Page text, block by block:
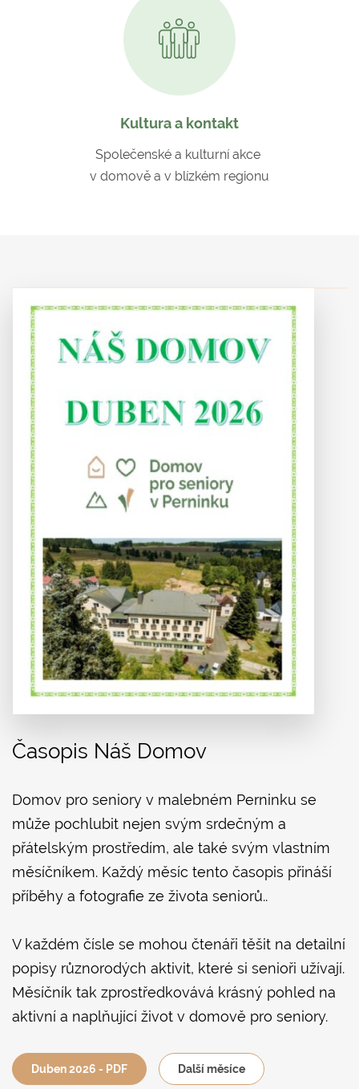
Kultura a kontakt
Společenské a kulturní akce
v domově a v blízkém regionu
Časopis Náš Domov
Domov pro seniory v malebném Perninku se
může pochlubit nejen svým srdečným a
přátelským prostředím, ale také svým vlastním
měsíčníkem. Každý měsíc tento časopis přináší
příběhy a fotografie ze života seniorů..
V každém čísle se mohou čtenáři těšit na detailní
popisy různorodých aktivit, které si senioři užívají.
Měsíčník tak zprostředkovává krásný pohled na
aktivní a naplňující život v domově pro seniory.
Duben 2026 - PDF Další měsíce